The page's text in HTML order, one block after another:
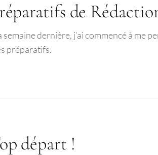
de
dernière, j’ai commencé à me
préparatifs.
départ !